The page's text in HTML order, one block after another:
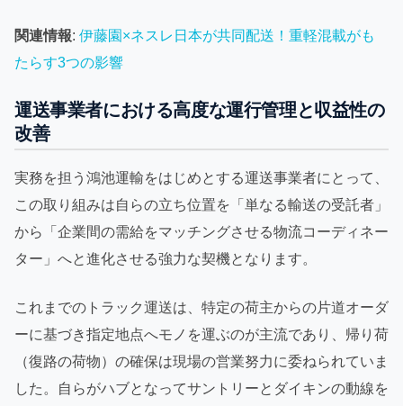
関連情報: 伊藤園×ネスレ日本が共同配送！重軽混載がも
たらす3つの影響
運送事業者における高度な運行管理と収益性の
改善
実務を担う鴻池運輸をはじめとする運送事業者にとって、
この取り組みは自らの立ち位置を「単なる輸送の受託者」
から「企業間の需給をマッチングさせる物流コーディネー
ター」へと進化させる強力な契機となります。
これまでのトラック運送は、特定の荷主からの片道オーダ
ーに基づき指定地点へモノを運ぶのが主流であり、帰り荷
（復路の荷物）の確保は現場の営業努力に委ねられていま
した。自らがハブとなってサントリーとダイキンの動線を